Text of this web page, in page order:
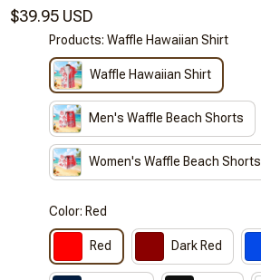
$39.95 USD
Products: Waffle Hawaiian Shirt
Waffle Hawaiian Shirt
Men's Waffle Beach Shorts
Women's Waffle Beach Shorts
Color: Red
Red Dark Red